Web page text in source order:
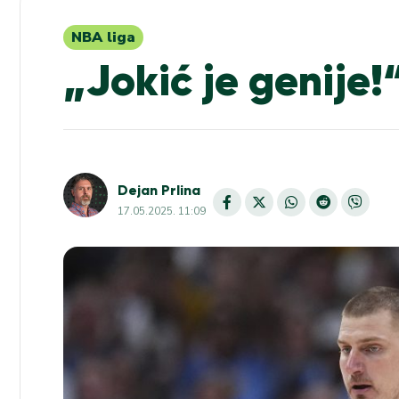
NBA liga
„Jokić je
Dejan Prlina
17.05.2025. 11:09